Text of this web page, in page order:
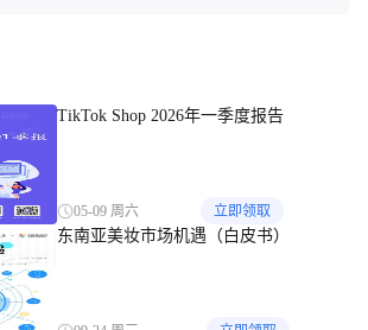
TikTok Shop 2026年一季度报告
05-09 周六 立即领取
东南亚美妆市场机遇（白皮书）